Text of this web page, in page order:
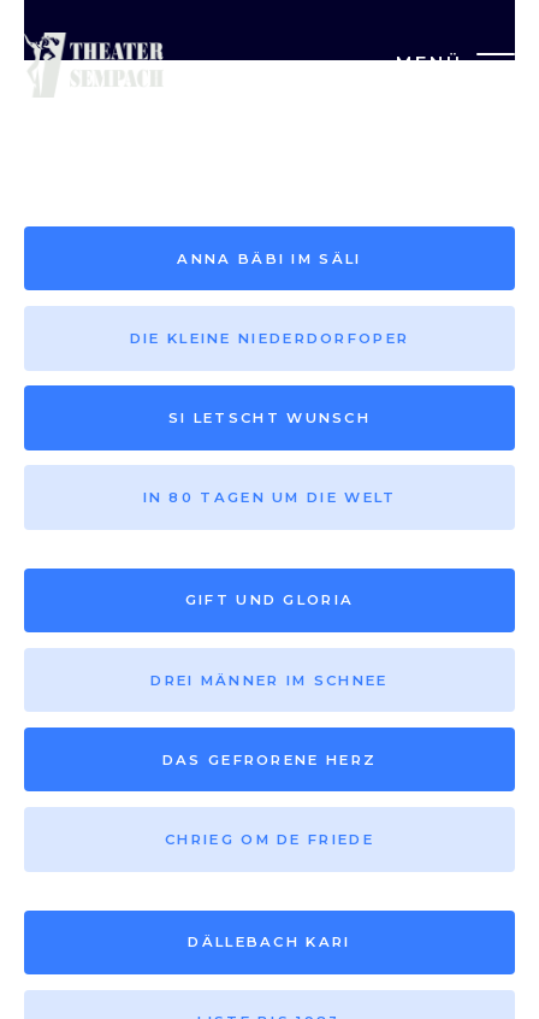
MENÜ
Saison vor 2013
ANNA BÄBI IM SÄLI
DIE KLEINE NIEDERDORFOPER
SI LETSCHT WUNSCH
IN 80 TAGEN UM DIE WELT
GIFT UND GLORIA
DREI MÄNNER IM SCHNEE
DAS GEFRORENE HERZ
CHRIEG OM DE FRIEDE
DÄLLEBACH KARI